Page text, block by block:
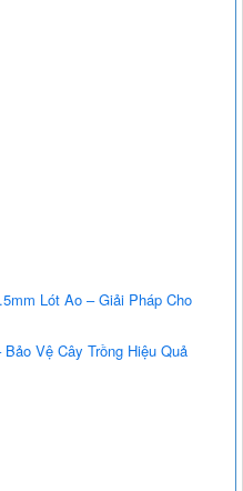
Lót Ao – Giải Pháp Cho
Vệ Cây Trồng Hiệu Quả